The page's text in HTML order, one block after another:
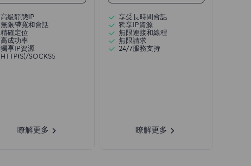
高級靜態IP
無限帶寬和會話
精確定位
高成功率
獨享IP資源
HTTP(S)/SOCKS5
瞭解更多
享受長時間會話
獨享IP資源
無限連接和線程
無限請求
24/7服務支持
瞭解更多